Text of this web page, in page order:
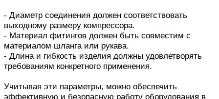
- Диаметр соединения должен соответствовать
выходному размеру компрессора.
- Материал фитингов должен быть совместим с
материалом шланга или рукава.
- Длина и гибкость изделия должны удовлетворять
требованиям конкретного применения.
Учитывая эти параметры, можно обеспечить
эффективную и безопасную работу оборудования в